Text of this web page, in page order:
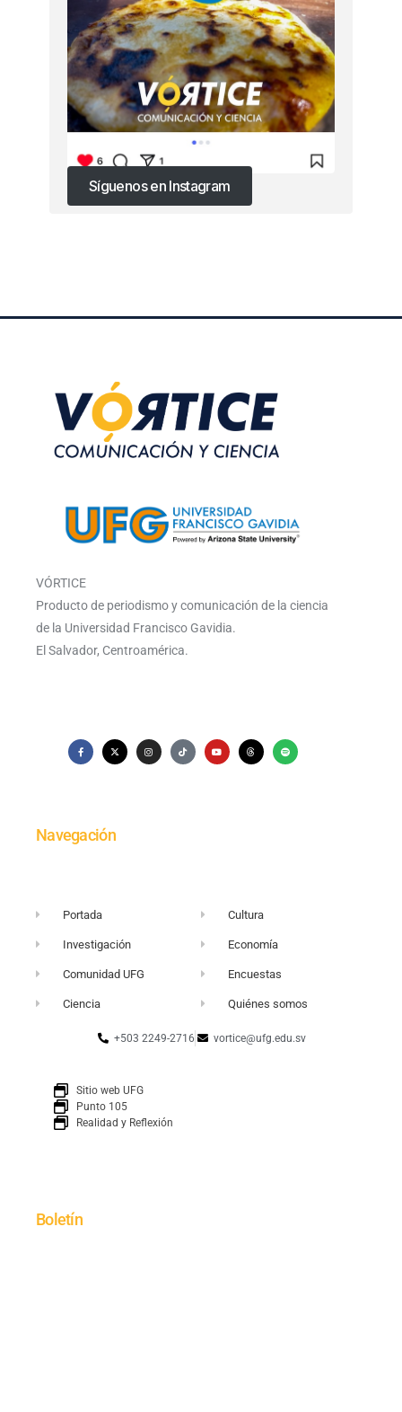
Síguenos en Instagram
VÓRTICE
Producto de periodismo y comunicación de la ciencia
de la Universidad Francisco Gavidia.
El Salvador, Centroamérica.
Navegación
Portada
Investigación
Comunidad UFG
Ciencia
Cultura
Economía
Encuestas
Quiénes somos
+503 2249-2716 vortice@ufg.edu.sv
Sitio web UFG
Punto 105
Realidad y Reflexión
Boletín